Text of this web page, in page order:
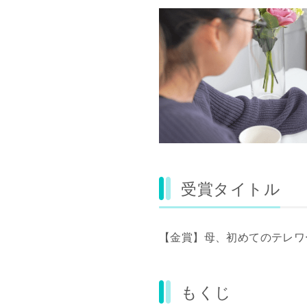
受賞タイトル
【金賞】母、初めてのテレ
もくじ